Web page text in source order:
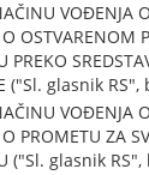
VOĐENJA
O OSTVARENOM
PREKO
("Sl. glasnik
VOĐENJA
PROMETU ZA
("Sl. glasnik